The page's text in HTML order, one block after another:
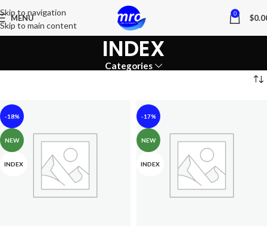
Skip to navigation
Skip to main content
MENU 0 $
INDEX
Categories
-18%
NEW
INDEX
-17%
NEW
INDEX